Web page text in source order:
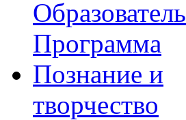
Программа
Познание и
творчество